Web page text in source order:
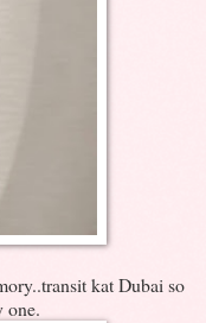
kat Dubai so
one.